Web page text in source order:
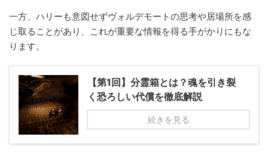
一方、ハリーも意図せずヴォルデモートの思考や居場所を感
じ取ることがあり、これが重要な情報を得る手がかりにもな
ります。
【第1回】分霊箱とは？魂を引き裂
く恐ろしい代償を徹底解説
続きを見る